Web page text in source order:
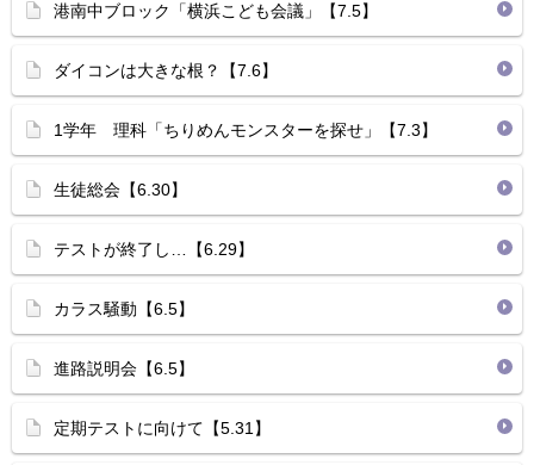
港南中ブロック「横浜こども会議」【7.5】
ダイコンは大きな根？【7.6】
1学年 理科「ちりめんモンスターを探せ」【7.3】
生徒総会【6.30】
テストが終了し…【6.29】
カラス騒動【6.5】
進路説明会【6.5】
定期テストに向けて【5.31】